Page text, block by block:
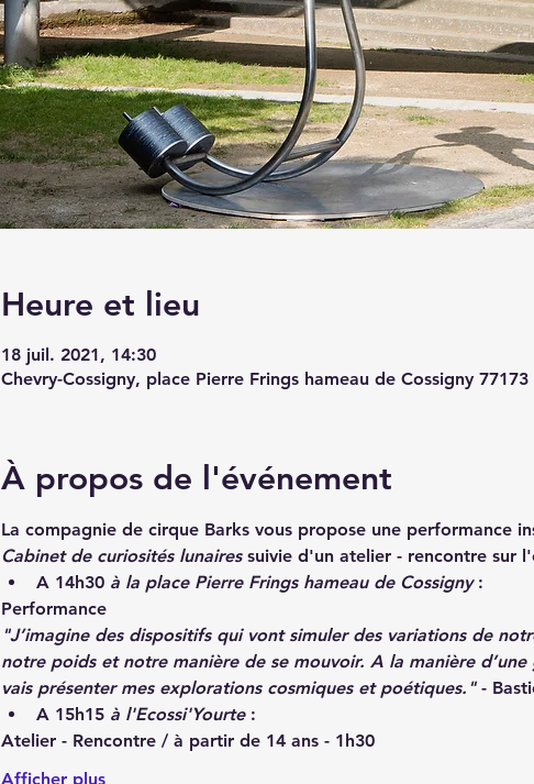
Heure et lieu
18 juil. 2021, 14:30
Chevry-Cossigny, place Pierre Frings hameau de Cossigny 77173
À propos de l'événement
La compagnie de cirque Barks vous propose une performance
Cabinet de curiosités lunaires suivie d'un atelier - rencontre sur
A 14h30 à la place Pierre Frings hameau de Cossigny :
Performance
"J’imagine des dispositifs qui vont simuler des variations de
notre poids et notre manière de se mouvoir. A la manière
vais présenter mes explorations cosmiques et poétiques." -
A 15h15 à l'Ecossi'Yourte :
Atelier - Rencontre / à partir de 14 ans - 1h30
Afficher plus